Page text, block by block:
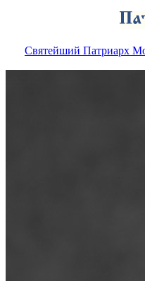
Святейший Патриарх